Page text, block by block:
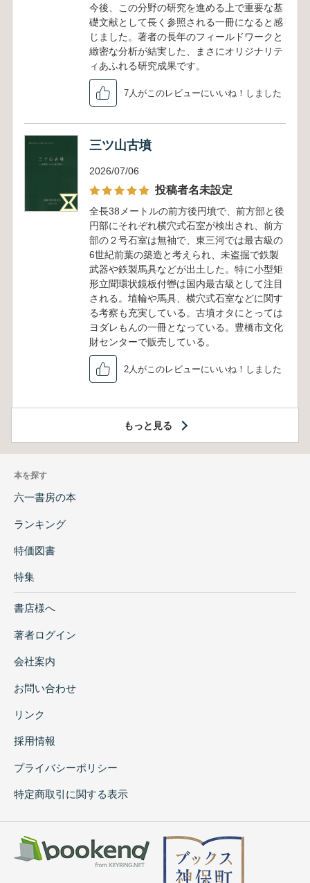
今後、この分野の研究を進める上で重要な基
礎文献として長く参照される一冊になると感
じました。著者の長年のフィールドワークと
緻密な分析が結実した、まさにオリジナリテ
ィあふれる研究成果です。
7人がこのレビューにいいね！しました
三ツ山古墳
2026/07/06
投稿者名未設定
全長38メートルの前方後円墳で、前方部と後
円部にそれぞれ横穴式石室が検出され、前方
部の２号石室は無袖で、東三河では最古級の
6世紀前葉の築造と考えられ、未盗掘で鉄製
武器や鉄製馬具などが出土した。特に小型矩
形立聞環状鏡板付轡は国内最古級として注目
される。埴輪や馬具、横穴式石室などに関す
る考察も充実している。古墳オタにとっては
ヨダレもんの一冊となっている。豊橋市文化
財センターで販売している。
2人がこのレビューにいいね！しました
もっと見る
本を探す
六一書房の本
ランキング
特価図書
特集
書店様へ
著者ログイン
会社案内
お問い合わせ
リンク
採用情報
プライバシーポリシー
特定商取引に関する表示